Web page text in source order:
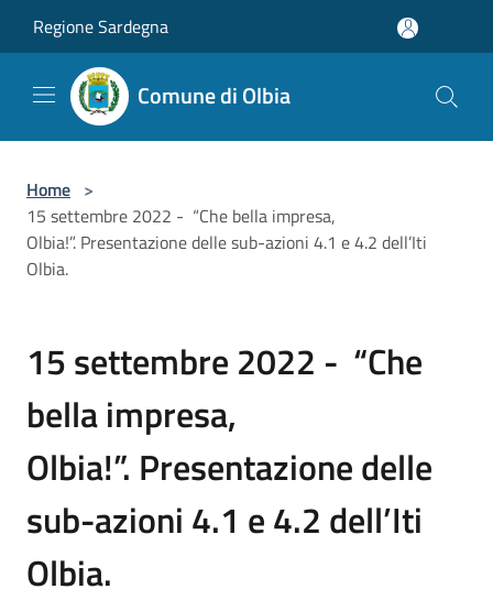
Regione Sardegna
Comune di Olbia
Home >
15 settembre 2022 - “Che bella impresa,
Olbia!”. Presentazione delle sub-azioni 4.1 e 4.2 dell’Iti
Olbia.
15 settembre 2022 - “Che
bella impresa,
Olbia!”. Presentazione delle
sub-azioni 4.1 e 4.2 dell’Iti
Olbia.